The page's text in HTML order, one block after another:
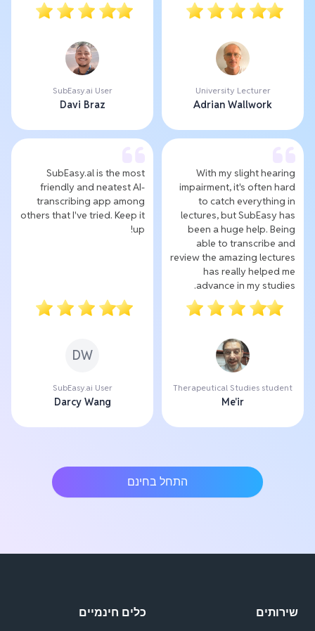
University Lecturer
Adrian Wallwork
SubEasy.ai User
Davi Braz
With my slight hearing
impairment, it's often hard
to catch everything in
lectures, but SubEasy has
been a huge help. Being
able to transcribe and
review the amazing lectures
has really helped me
advance in my studies.
Therapeutical Studies student
Me'ir
SubEasy.al is the most
friendly and neatest AI-
transcribing app among
others that I've tried. Keep it
up!
DW
SubEasy.ai User
Darcy Wang
התחל בחינם
שירותים כלים חינמיים